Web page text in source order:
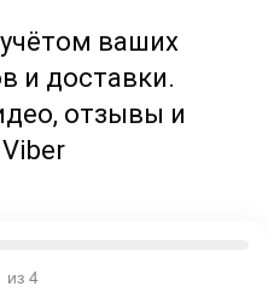
ваших
и доставки.
отзывы и
из 4